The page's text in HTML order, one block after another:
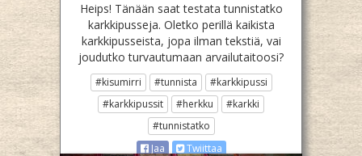
Heips! Tänään saat testata tunnistatko
karkkipusseja. Oletko perillä kaikista
karkkipusseista, jopa ilman tekstiä, vai
joudutko turvautumaan arvailutaitoosi?
#kisumirri #tunnista
#karkkipussi
#karkkipussit
#herkku
#karkki
#tunnistatko
Jaa
Twiittaa